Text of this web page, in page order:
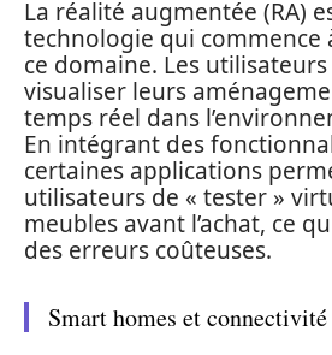
La réalité augmentée (RA)
technologie qui commence
ce domaine. Les
visualiser leurs
temps réel dans
En intégrant des
certaines applications
utilisateurs de « tester »
meubles avant l’achat, ce
des erreurs coûteuses.
Smart homes et connectivité